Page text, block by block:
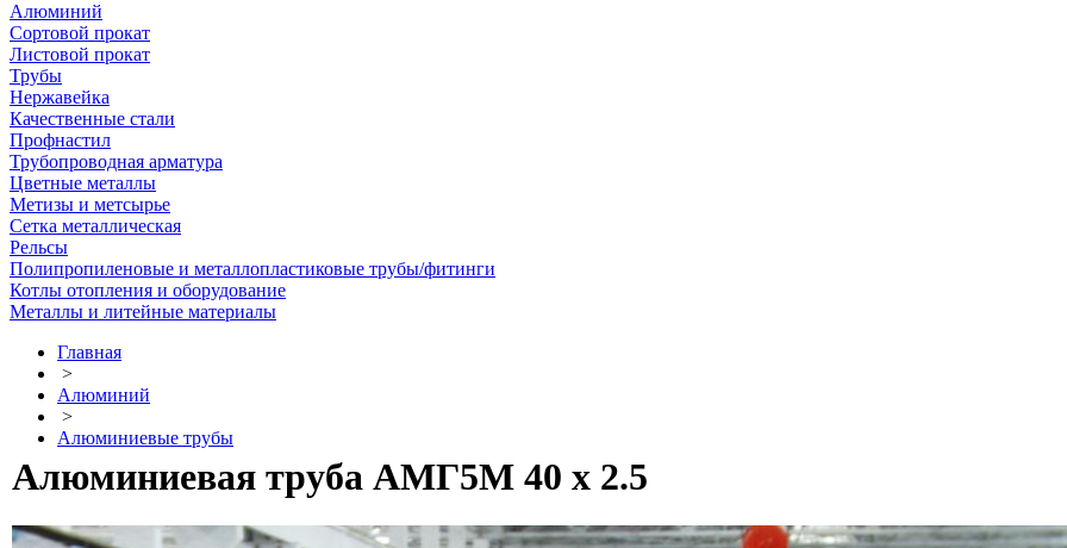
Алюминий
Сортовой прокат
Листовой прокат
Трубы
Нержавейка
Качественные стали
Профнастил
Трубопроводная арматура
Цветные металлы
Метизы и метсырье
Сетка металлическая
Рельсы
Полипропиленовые и металлопластиковые трубы/фитинги
Котлы отопления и оборудование
Металлы и литейные материалы
Главная
>
Алюминий
>
Алюминиевые трубы
Алюминиевая труба АМГ5М 40 х 2.5